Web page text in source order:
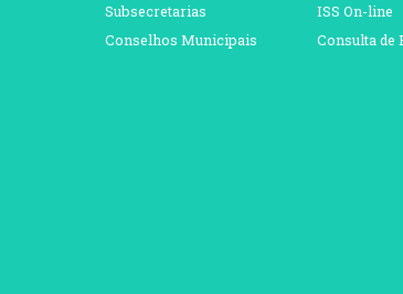
Subsecretarias
Conselhos Municipais
ISS On-line
Consulta de